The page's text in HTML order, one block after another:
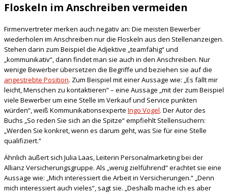
Floskeln im Anschreiben vermeiden
Firmenvertreter merken auch negativ an: Die meisten Bewerber
wiederholen im Anschreiben nur die Floskeln aus den Stellenanzeigen.
Stehen darin zum Beispiel die Adjektive „teamfähig“ und
„kommunikativ“, dann findet man sie auch in den Anschreiben. Nur
wenige Bewerber übersetzen die Begriffe und beziehen sie auf die
angestrebte Position. Zum Beispiel mit einer Aussage wie: „Es fällt mir
leicht, Menschen zu kontaktieren“ – eine Aussage „mit der zum Beispiel
viele Bewerber um eine Stelle im Verkauf und Service punkten
würden“, weiß Kommunikationsexperte Ingo Vogel. Der Autor des
Buchs „So reden Sie sich an die Spitze“ empfiehlt Stellensuchern:
„Werden Sie konkret, wenn es darum geht, was Sie für eine Stelle
qualifiziert.“
Ähnlich äußert sich Julia Laas, Leiterin Personalmarketing bei der
Allianz Versicherungsgruppe. Als „wenig zielführend“ erachtet sie eine
Aussage wie: „Mich interessiert die Arbeit in Versicherungen.“ „Denn
mich interessiert auch vieles“, sagt sie. „Deshalb mache ich es aber